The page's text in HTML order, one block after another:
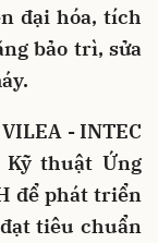
đại hóa, tích
bảo trì, sửa
- INTEC
thuật Ứng
để phát triển
tiêu chuẩn